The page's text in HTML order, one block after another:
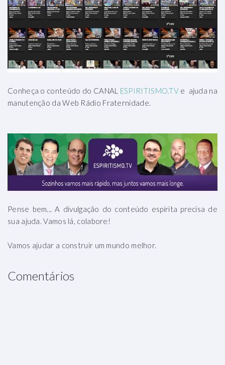
Conheça o conteúdo do CANAL ESPIRITISMO.TV e ajuda na
manutenção da Web Rádio Fraternidade.
Pense bem... A divulgação do conteúdo espírita precisa de
sua ajuda. Vamos lá, colabore!
Vamos ajudar a construir um mundo melhor.
Comentários